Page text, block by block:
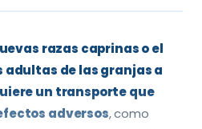
razas caprinas o el
adultas de las granjas a
un transporte que
adversos, como